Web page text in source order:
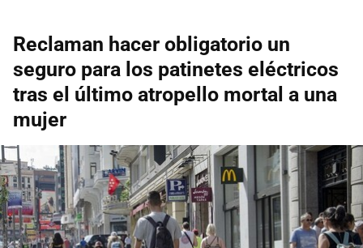
Reclaman hacer obligatorio un
seguro para los patinetes eléctricos
tras el último atropello mortal a una
mujer